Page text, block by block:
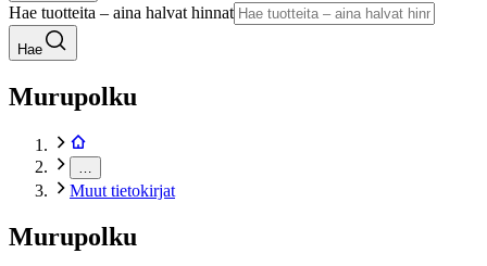
Hae tuotteita – aina halvat hinnat
Hae
Murupolku
Muut tietokirjat
Murupolku